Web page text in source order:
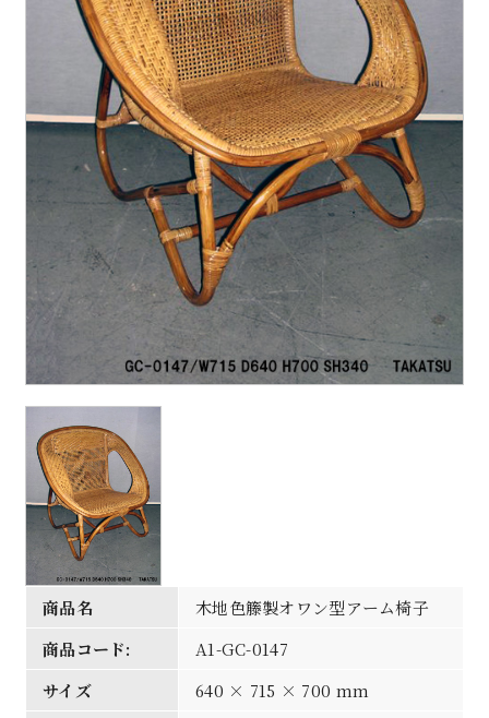
商品名
木地色籐製オワン型アーム椅子
商品コード:
A1-GC-0147
サイズ
640 × 715 × 700 mm